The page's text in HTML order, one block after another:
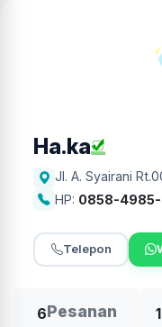
Ha.ka
Jl. A. Syairani
HP: 0858-4985-
Telepon
6Pesanan 1